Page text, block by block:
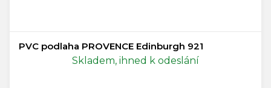
PVC podlaha PROVENCE Edinburgh 921
Skladem, ihned k odeslání